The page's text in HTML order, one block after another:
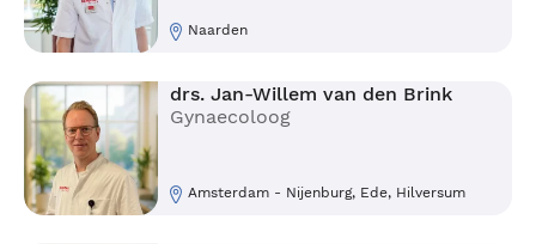
Naarden
drs. Jan-Willem van den Brink
Gynaecoloog
Amsterdam - Nijenburg, Ede, Hilversum